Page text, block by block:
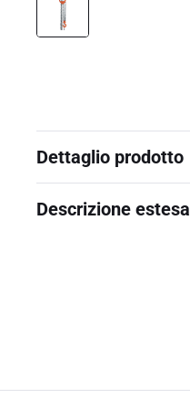
Dettaglio prodotto
Descrizione estesa